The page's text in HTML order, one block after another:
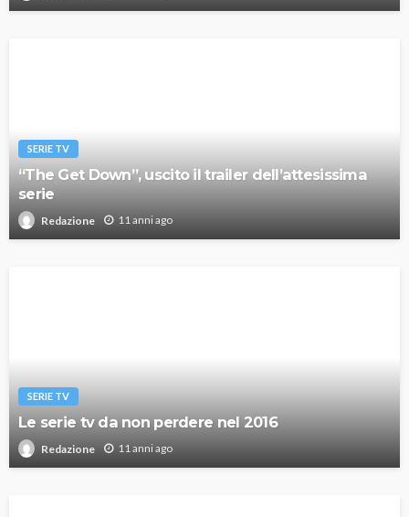
SERIE TV
“The Get Down”, uscito il trailer dell’attesissima
serie
Redazione 11 anni ago
SERIE TV
Le serie tv da non perdere nel 2016
Redazione 11 anni ago